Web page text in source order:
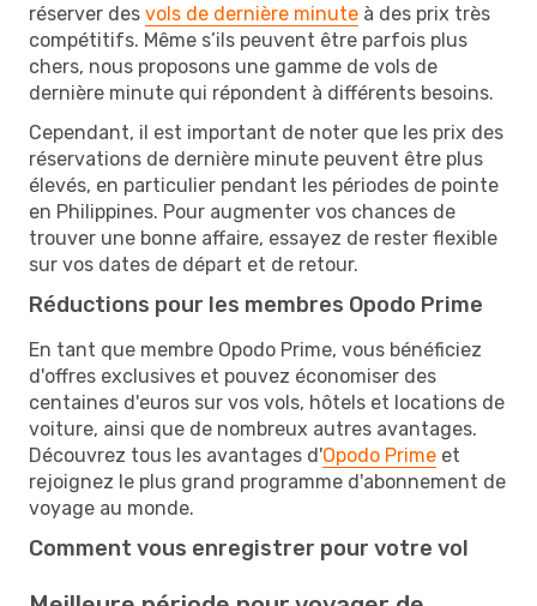
réserver des vols de dernière minute à des prix très
compétitifs. Même s’ils peuvent être parfois plus
chers, nous proposons une gamme de vols de
dernière minute qui répondent à différents besoins.
Cependant, il est important de noter que les prix des
réservations de dernière minute peuvent être plus
élevés, en particulier pendant les périodes de pointe
en Philippines. Pour augmenter vos chances de
trouver une bonne affaire, essayez de rester flexible
sur vos dates de départ et de retour.
Réductions pour les membres Opodo Prime
En tant que membre Opodo Prime, vous bénéficiez
d'offres exclusives et pouvez économiser des
centaines d'euros sur vos vols, hôtels et locations de
voiture, ainsi que de nombreux autres avantages.
Découvrez tous les avantages d'Opodo Prime et
rejoignez le plus grand programme d'abonnement de
voyage au monde.
Comment vous enregistrer pour votre vol